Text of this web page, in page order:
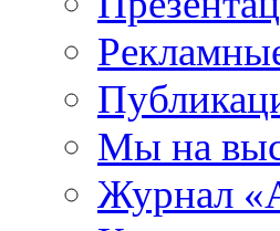
Мы на
Журнал